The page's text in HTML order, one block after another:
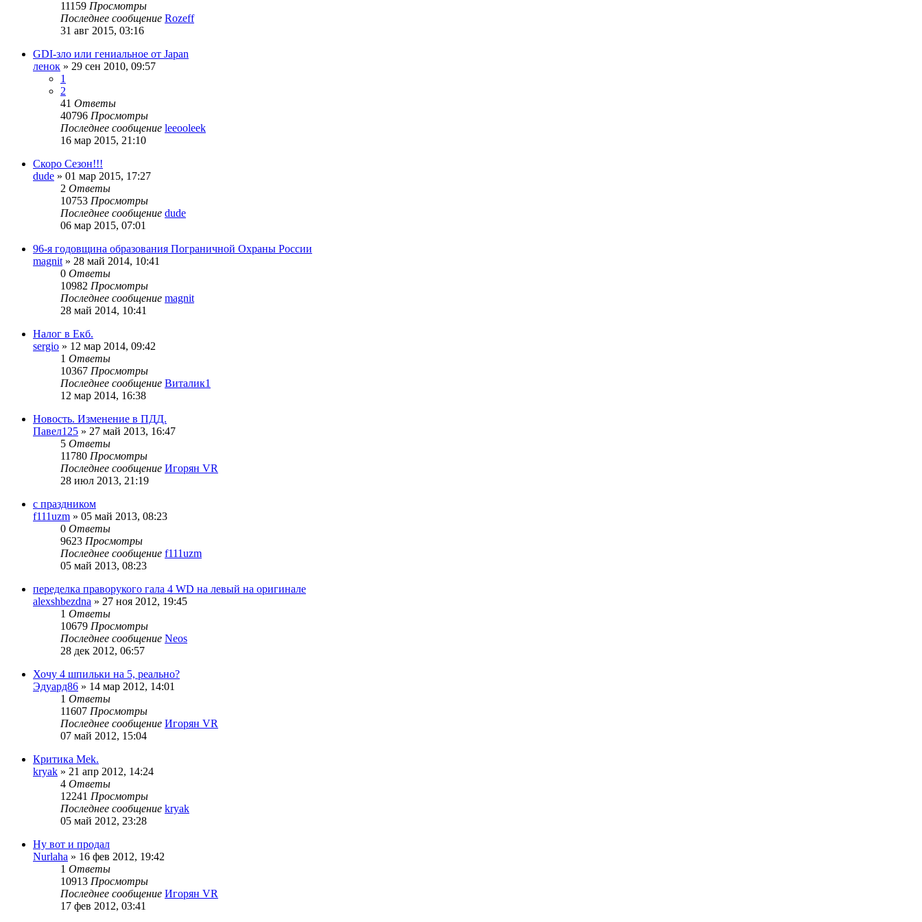
11159 Просмотры
Последнее сообщение Rozeff
31 авг 2015, 03:16
GDI-зло или гениальное от Japan
ленок » 29 сен 2010, 09:57
1
2
41 Ответы
40796 Просмотры
Последнее сообщение leeooleek
16 мар 2015, 21:10
Скоро Сезон!!!
dude » 01 мар 2015, 17:27
2 Ответы
10753 Просмотры
Последнее сообщение dude
06 мар 2015, 07:01
96-я годовщина образования Пограничной Охраны России
magnit » 28 май 2014, 10:41
0 Ответы
10982 Просмотры
Последнее сообщение magnit
28 май 2014, 10:41
Налог в Екб.
sergio » 12 мар 2014, 09:42
1 Ответы
10367 Просмотры
Последнее сообщение Виталик1
12 мар 2014, 16:38
Новость. Изменение в ПДД.
Павел125 » 27 май 2013, 16:47
5 Ответы
11780 Просмотры
Последнее сообщение Игорян VR
28 июл 2013, 21:19
с праздником
f111uzm » 05 май 2013, 08:23
0 Ответы
9623 Просмотры
Последнее сообщение f111uzm
05 май 2013, 08:23
переделка праворукого гала 4 WD на левый на оригинале
alexshbezdna » 27 ноя 2012, 19:45
1 Ответы
10679 Просмотры
Последнее сообщение Neos
28 дек 2012, 06:57
Хочу 4 шпильки на 5, реально?
Эдуард86 » 14 мар 2012, 14:01
1 Ответы
11607 Просмотры
Последнее сообщение Игорян VR
07 май 2012, 15:04
Критика Mek.
kryak » 21 апр 2012, 14:24
4 Ответы
12241 Просмотры
Последнее сообщение kryak
05 май 2012, 23:28
Ну вот и продал
Nurlaha » 16 фев 2012, 19:42
1 Ответы
10913 Просмотры
Последнее сообщение Игорян VR
17 фев 2012, 03:41